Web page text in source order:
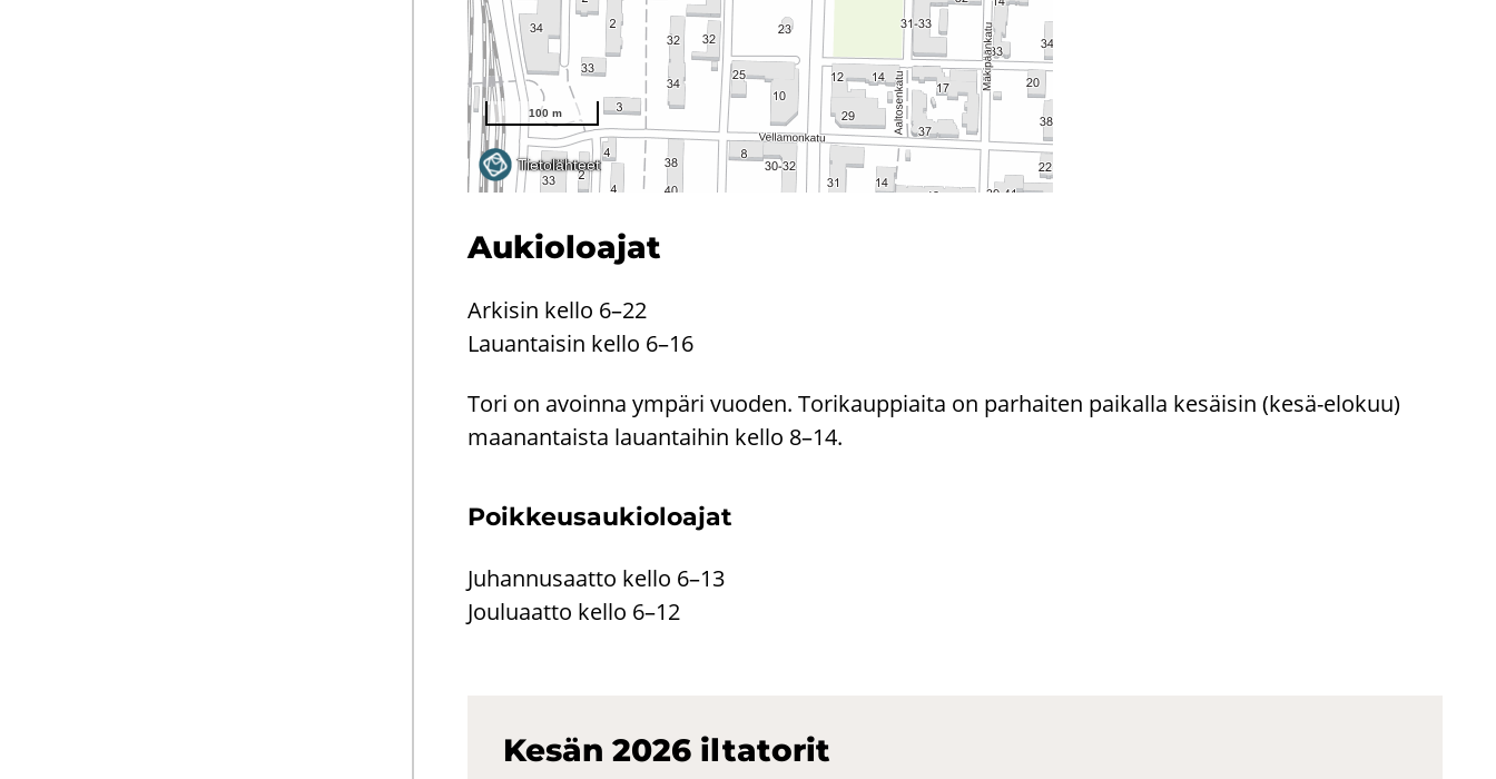
Au­kio­loa­jat
Ar­ki­sin kello 6–22
Lau­an­tai­sin kello 6–16
Tori on avoin­na ym­pä­ri vuo­den. To­ri­kaup­piai­ta on par­hai­ten pai­kal­la ke­säi­sin (kesä-​elokuu)
maa­nan­tais­ta lau­an­tai­hin kello 8–14.
Poik­keus­au­kio­loa­jat
Ju­han­nusaat­to kello 6–13
Jou­lu­aat­to kello 6–12
Kesän 2026 il­ta­to­rit